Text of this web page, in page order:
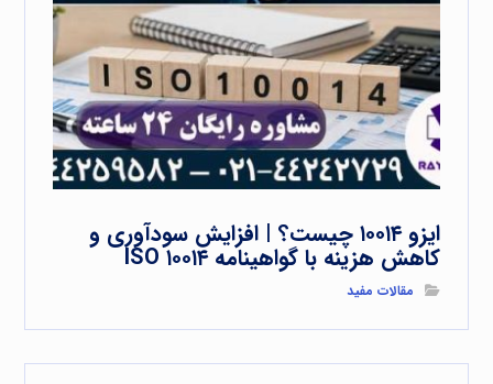
ایزو ۱۰۰۱۴ چیست؟ | افزایش سودآوری و
کاهش هزینه با گواهینامه ISO ۱۰۰۱۴
مقالات مفید